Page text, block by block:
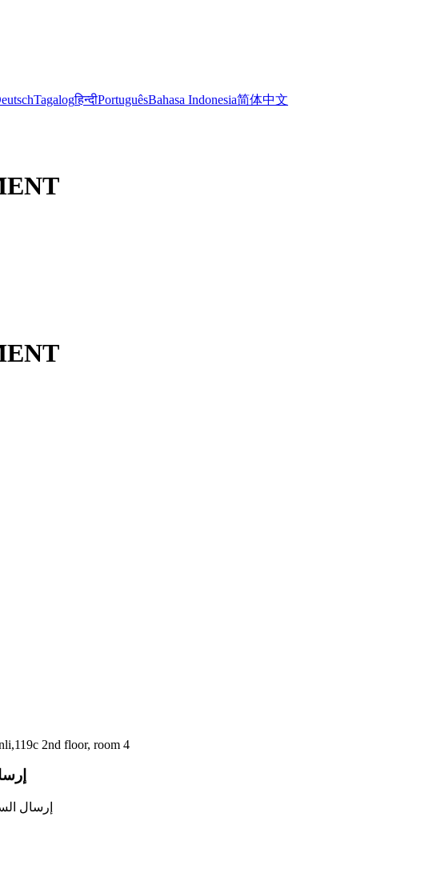
Tagalogहिन्दीPortuguêsBahasa Indonesia简体中文
2nd floor, room 4
إرسال